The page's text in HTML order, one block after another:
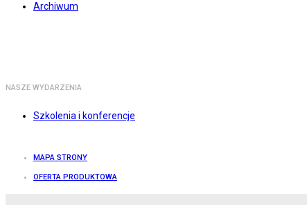
Archiwum
NASZE WYDARZENIA
Szkolenia i konferencje
MAPA STRONY
OFERTA PRODUKTOWA